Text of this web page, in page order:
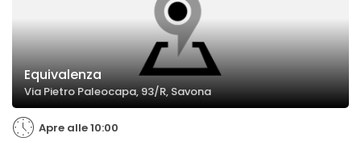
Equivalenza
Via Pietro Paleocapa, 93/R, Savona
Apre alle 10:00